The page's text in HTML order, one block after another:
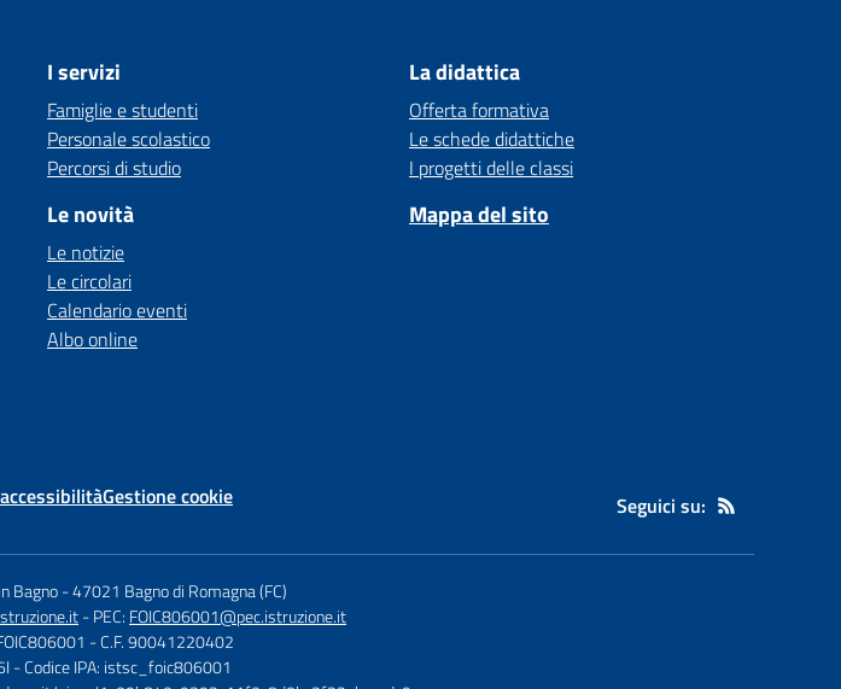
I servizi
Famiglie e studenti
Personale scolastico
Percorsi di studio
Le novità
Le notizie
Le circolari
Calendario eventi
Albo online
La didattica
Offerta formativa
Le schede didattiche
I progetti delle classi
Mappa del sito
Gestione cookie Seguici su:
Bagno-47021 Bagno di Romagna (FC)
- PEC: FOIC806001@pec.istruzione.it
- C.F. 90041220402
- Codice IPA: istsc_foic806001